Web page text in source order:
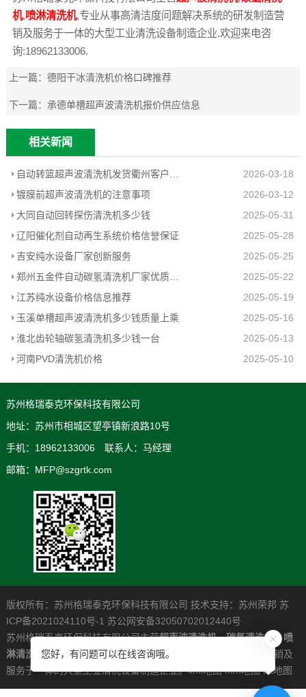
机,喷淋清洗机,专业从事高清洁度问题解决系统的研发制造营
销及服务于一体的大型工业清洗设备制造企业.欢迎来电咨
询:18962133006.
上一篇：德阳干冰清洗机价格口碑推荐
下一篇： 承德单槽超声波清洗机报价供应信息
相关新闻
2026-03-18
镀膜前超声波清洗机的注意事项
2026-03-12
大同自动回转探伤清洗机多少钱
2025-05-31
辽阳催化剂自动再生系统价格信誉保证
2025-05-28
吉安纯水设备厂家创新服务
2025-05-25
郑州五金件自动碳氢清洗机厂家优质推荐
2025-05-22
江苏纯水设备价格信息推荐
2025-05-19
玉溪单槽超声波清洗机多少钱质量上乘
2025-05-16
淮北齿轮轴碳氢清洗机多少钱一台
2025-05-13
河南PVD清洗机价格
2025-05-10
苏州格瑞泰克环保科技有限公司
地址：苏州市相城区望亭镇新浪路10号
手机：18962133006 联系人：马经理
邮箱：MFP@szgrtk.com
版权所有：苏州格瑞泰克环保科技有限公司 技术支持： 苏州荣邦 苏
ICP备2021024110号-1 苏公网安备32050702012440号
苏州格瑞泰克环保科技有限公司主营超声波清洗机，碳氢清洗机，喷
淋清洗机，是一家专业从事高清洁度问题解决系统的研发制造营销及
服务于一体的大型工业清洗设备制造企业。xml地图 htm地图 txt地图
您好，有问题可以在线咨询哦。